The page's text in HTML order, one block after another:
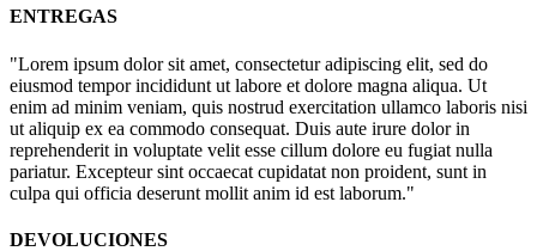
ENTREGAS
"Lorem ipsum dolor sit amet, consectetur adipiscing elit, sed do
eiusmod tempor incididunt ut labore et dolore magna aliqua. Ut
enim ad minim veniam, quis nostrud exercitation ullamco laboris nisi
ut aliquip ex ea commodo consequat. Duis aute irure dolor in
reprehenderit in voluptate velit esse cillum dolore eu fugiat nulla
pariatur. Excepteur sint occaecat cupidatat non proident, sunt in
culpa qui officia deserunt mollit anim id est laborum."
DEVOLUCIONES